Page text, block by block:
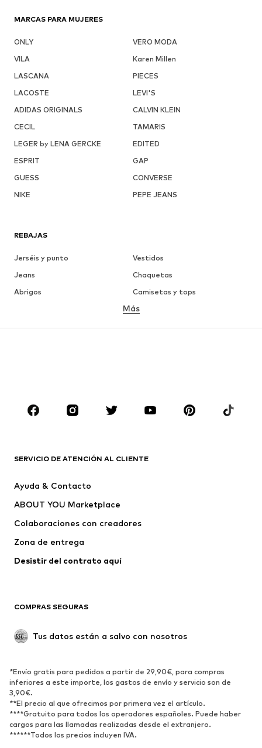
MARCAS PARA MUJERES
ONLY
VERO MODA
VILA
Karen Millen
LASCANA
PIECES
LACOSTE
LEVI'S
ADIDAS ORIGINALS
CALVIN KLEIN
CECIL
TAMARIS
LEGER by LENA GERCKE
EDITED
ESPRIT
GAP
GUESS
CONVERSE
NIKE
PEPE JEANS
REBAJAS
Jerséis y punto
Vestidos
Jeans
Chaquetas
Abrigos
Camisetas y tops
Ropa interior
Zapatos
Deporte
Vestidos
Camisetas y tops
Chaquetas
Jerséis y punto
Ropa interior
Abrigos
Tallas grandes
Reciclado
ZAPATOS
Nuevo
Zapatillas de deporte
Botines
Zapatos de tacón y plataforma Botas
Más
SERVICIO DE ATENCIÓN AL CLIENTE
Ayuda & Contacto
ABOUT YOU Marketplace
Colaboraciones con creadores
Zona de entrega
Desistir del contrato aquí
COMPRAS SEGURAS
Tus datos están a salvo con nosotros
*Envío gratis para pedidos a partir de 29,90€, para compras
inferiores a este importe, los gastos de envío y servicio son de
3,90€.
**El precio al que ofrecimos por primera vez el artículo.
****Gratuito para todos los operadores españoles. Puede haber
cargos para las llamadas realizadas desde el extranjero.
******Todos los precios incluyen IVA.